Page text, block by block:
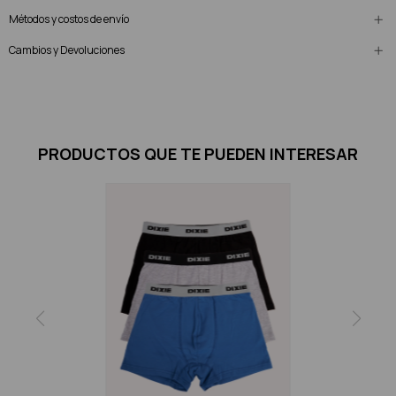
Métodos y costos de envío
Cambios y Devoluciones
PRODUCTOS QUE TE PUEDEN INTERESAR